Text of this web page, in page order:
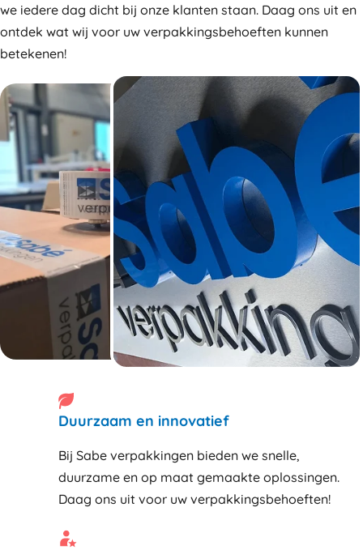
we iedere dag dicht bij onze klanten staan. Daag ons uit en
ontdek wat wij voor uw verpakkingsbehoeften kunnen
betekenen!
Duurzaam en innovatief
Bij Sabe verpakkingen bieden we snelle,
duurzame en op maat gemaakte oplossingen.
Daag ons uit voor uw verpakkingsbehoeften!